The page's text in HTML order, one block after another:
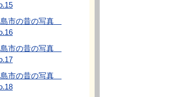
市の昔の写真
市の昔の写真
市の昔の写真